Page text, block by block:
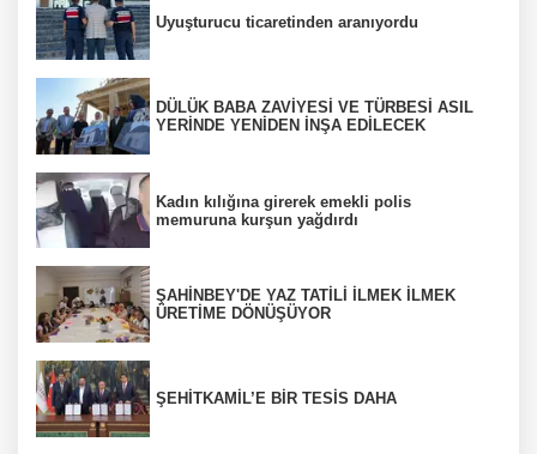
Uyuşturucu ticaretinden aranıyordu
DÜLÜK BABA ZAVİYESİ VE TÜRBESİ ASIL
YERİNDE YENİDEN İNŞA EDİLECEK
Kadın kılığına girerek emekli polis
memuruna kurşun yağdırdı
ŞAHİNBEY'DE YAZ TATİLİ İLMEK İLMEK
ÜRETİME DÖNÜŞÜYOR
ŞEHİTKAMİL’E BİR TESİS DAHA